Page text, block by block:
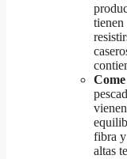
tienen
fibra y
altas